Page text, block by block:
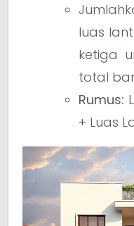
luas
ketiga
total
Rumus:
+ Luas